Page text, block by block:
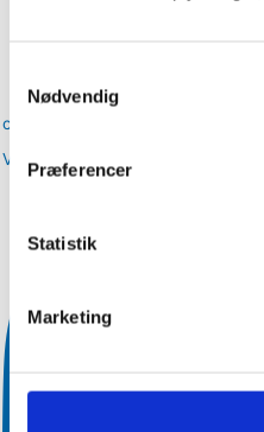
Nødvendig
Præferencer
Statistik
Marketing
chimifooddk
View